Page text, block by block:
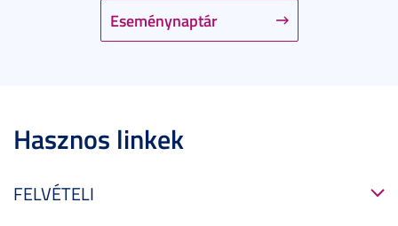
Eseménynaptár
Hasznos linkek
FELVÉTELI